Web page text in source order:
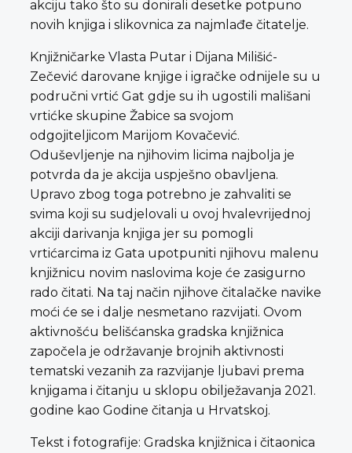
akciju tako što su donirali desetke potpuno
novih knjiga i slikovnica za najmlađe čitatelje.
Knjižničarke Vlasta Putar i Dijana Milišić-
Zečević darovane knjige i igračke odnijele su u
područni vrtić Gat gdje su ih ugostili mališani
vrtićke skupine Žabice sa svojom
odgojiteljicom Marijom Kovačević.
Oduševljenje na njihovim licima najbolja je
potvrda da je akcija uspješno obavljena.
Upravo zbog toga potrebno je zahvaliti se
svima koji su sudjelovali u ovoj hvalevrijednoj
akciji darivanja knjiga jer su pomogli
vrtićarcima iz Gata upotpuniti njihovu malenu
knjižnicu novim naslovima koje će zasigurno
rado čitati. Na taj način njihove čitalačke navike
moći će se i dalje nesmetano razvijati. Ovom
aktivnošću belišćanska gradska knjižnica
započela je održavanje brojnih aktivnosti
tematski vezanih za razvijanje ljubavi prema
knjigama i čitanju u sklopu obilježavanja 2021.
godine kao Godine čitanja u Hrvatskoj.
Tekst i fotografije: Gradska knjižnica i čitaonica